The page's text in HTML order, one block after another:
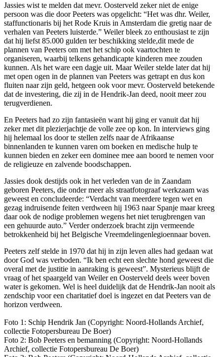
Jassies wist te melden dat mevr. Oosterveld zeker niet de enige
persoon was die door Peeters was opgelicht: “Het was dhr. Weiler,
staffunctionaris bij het Rode Kruis in Amsterdam die gretig naar de
verhalen van Peeters luisterde.” Weiler bleek zo enthousiast te zijn
dat hij liefst 85.000 gulden ter beschikking stelde,dit mede de
plannen van Peeters om met het schip ook vaartochten te
organiseren, waarbij telkens gehandicapte kinderen mee zouden
kunnen. Als het ware een dagje uit. Maar Weiler stelde later dat hij
met open ogen in de plannen van Peeters was getrapt en dus kon
fluiten naar zijn geld, hetgeen ook voor mevr. Oosterveld betekende
dat de investering, die zij in de Hendrik-Jan deed, nooit meer zou
terugverdienen.
En Peeters had zo zijn fantasieën want hij ging er vanuit dat hij
zeker met dit plezierjachtje de volle zee op kon. In interviews ging
hij helemaal los door te stellen zelfs naar de Afrikaanse
binnenlanden te kunnen varen om boeken en medische hulp te
kunnen bieden en zeker een dominee mee aan boord te nemen voor
de religieuze en zalvende boodschappen.
Jassies dook destijds ook in het verleden van de in Zaandam
geboren Peeters, die onder meer als straatfotograaf werkzaam was
geweest en concludeerde: “Verdacht van meerdere tegen wet en
gezag indruisende feiten verdween hij 1963 naar Spanje maar kreeg
daar ook de nodige problemen wegens het niet terugbrengen van
een gehuurde auto.” Verder onderzoek bracht zijn vermeende
betrokkenheid bij het Belgische Vreemdelingenlegioennaar boven.
Peeters zelf stelde in 1970 dat hij in zijn leven alles had gedaan wat
door God was verboden. “Ik ben echt een slechte hond geweest die
overal met de justitie in aanraking is geweest”. Mysterieus blijft de
vraag of het spaargeld van Weiler en Oosterveld deels weer boven
water is gekomen. Wel is heel duidelijk dat de Hendrik-Jan nooit als
zendschip voor een charitatief doel is ingezet en dat Peeters van de
horizon verdween.
Foto 1: Schip Hendrik Jan (Copyright: Noord-Hollands Archief,
collectie Fotopersbureau De Boer)
Foto 2: Bob Peeters en bemanning (Copyright: Noord-Hollands
Archief, collectie Fotopersbureau De Boer)